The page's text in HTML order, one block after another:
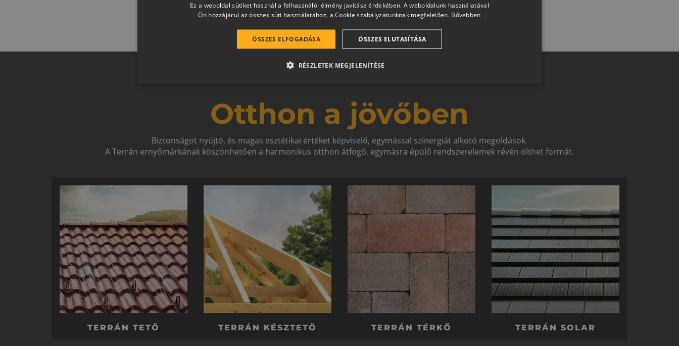
Otthon a jövőben
Biztonságot nyújtó, és magas esztétikai értéket képviselő, egymással szinergiát alkotó megoldások.
A Terrán ernyőmárkának köszönhetően a harmonikus otthon átfogó, egymásra épülő rendszerelemek révén ölthet formát.
TERRÁN TETŐ TERRÁN KÉSZTETŐ TERRÁN TÉRKŐ TERRÁN SOLAR
ENGLISH
Ez a weboldal sütiket használ a felhasználói élmény javítása érdekében. A weboldalunk használatával
Ön hozzájárul az összes süti használatához, a Cookie szabályzatunknak megfelelően. Bővebben
ÖSSZES ELFOGADÁSA ÖSSZES ELUTASÍTÁSA
RÉSZLETEK MEGJELENÍTÉSE